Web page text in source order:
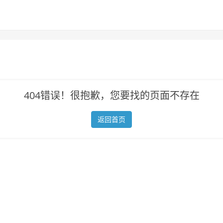
404错误！很抱歉，您要找的页面不存在
返回首页